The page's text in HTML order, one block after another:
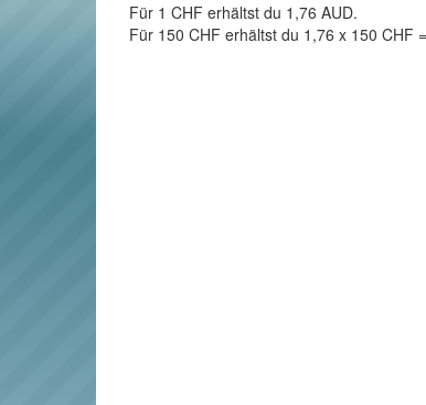
Für 1 CHF erhältst du 1,76 AUD.
Für 150 CHF erhältst du 1,76 x 150 CHF